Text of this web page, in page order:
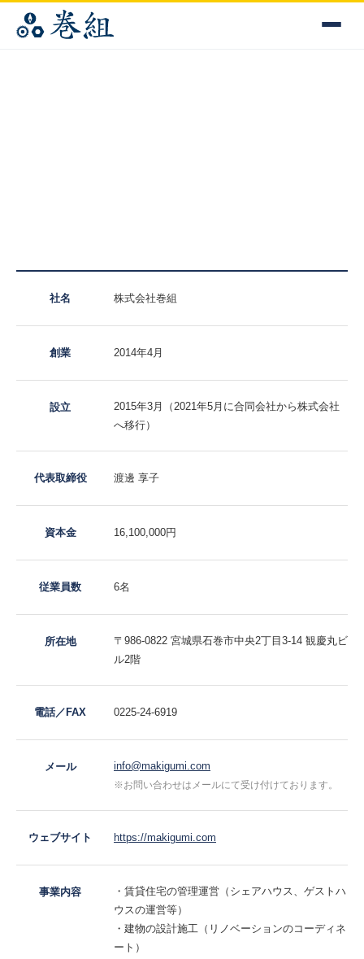
社名 株式会社巻組
創業 2014年4月
設立
2015年3月（2021年5月に合同会社から株式会社
へ移行）
代表取締役 渡邊 享子
資本金 16,100,000円
従業員数 6名
所在地
〒986-0822 宮城県石巻市中央2丁目3-14 観慶丸ビ
ル2階
電話／FAX 0225-24-6919
メール info@makigumi.com
※お問い合わせはメールにて受け付けております。
ウェブサイト https://makigumi.com
事業内容
賃貸住宅の管理運営（シェアハウス、ゲストハ
ウスの運営等）
建物の設計施工（リノベーションのコーディネ
ート）